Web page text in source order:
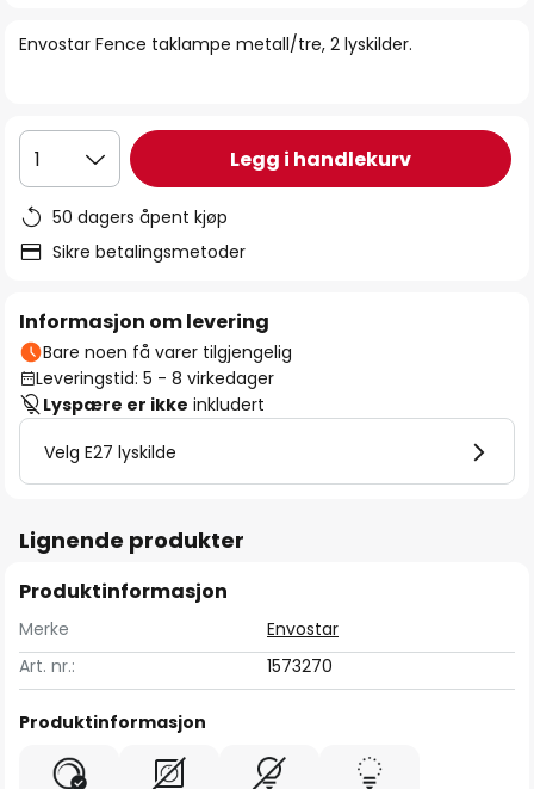
Envostar Fence taklampe metall/tre, 2 lyskilder.
1 Legg i handlekurv
50 dagers åpent kjøp
Sikre betalingsmetoder
Informasjon om levering
Bare noen få varer tilgjengelig
Leveringstid: 5 - 8 virkedager
Lyspære er ikke inkludert
Velg E27 lyskilde
Lignende produkter
Produktinformasjon
Merke
Envostar
Art. nr.:
1573270
Produktinformasjon